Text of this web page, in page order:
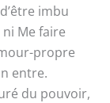
imbu
ni Me faire
propre
entre.
du pouvoir,